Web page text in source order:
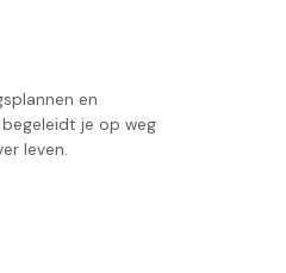
en
je op weg
leven.